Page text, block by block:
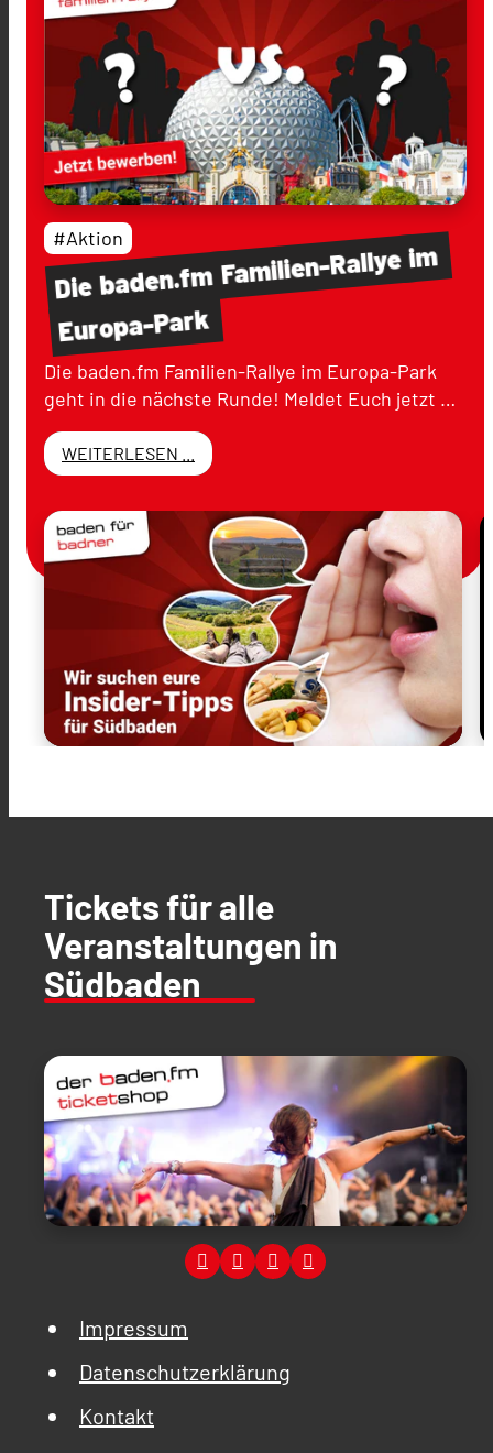
Diebaden.fmFamilien-Rallyeim
Europa-Park
#Aktion
Die baden.fm Familien-Rallye im Europa-Park
geht in die nächste Runde! Meldet Euch jetzt …
WEITERLESEN ...
Tickets für alle
Veranstaltungen in
Südbaden
Impressum
Datenschutzerklärung
Kontakt